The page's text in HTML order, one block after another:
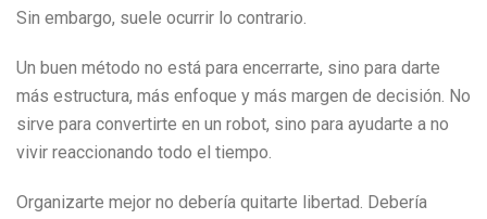
Sin embargo, suele ocurrir lo contrario.
Un buen método no está para encerrarte, sino para darte
más estructura, más enfoque y más margen de decisión. No
sirve para convertirte en un robot, sino para ayudarte a no
vivir reaccionando todo el tiempo.
Organizarte mejor no debería quitarte libertad. Debería